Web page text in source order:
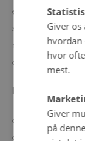
emnefelt og de
som allerede er
mht.
analytiske eller
II)
a) Hvilke(n)
anvende?
Giver os
hvordan
hvor
mest.
Giver
på